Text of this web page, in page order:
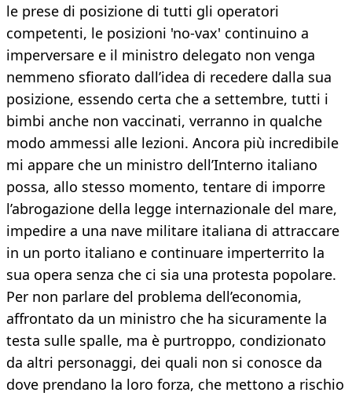
le prese di posizione di tutti gli operatori
competenti, le posizioni 'no-vax' continuino a
imperversare e il ministro delegato non venga
nemmeno sfiorato dall’idea di recedere dalla sua
posizione, essendo certa che a settembre, tutti i
bimbi anche non vaccinati, verranno in qualche
modo ammessi alle lezioni. Ancora più incredibile
mi appare che un ministro dell’Interno italiano
possa, allo stesso momento, tentare di imporre
l’abrogazione della legge internazionale del mare,
impedire a una nave militare italiana di attraccare
in un porto italiano e continuare imperterrito la
sua opera senza che ci sia una protesta popolare.
Per non parlare del problema dell’economia,
affrontato da un ministro che ha sicuramente la
testa sulle spalle, ma è purtroppo, condizionato
da altri personaggi, dei quali non si conosce da
dove prendano la loro forza, che mettono a rischio